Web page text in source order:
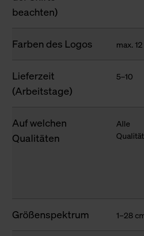
beachten)
Farben des Logos max. 12
Lieferzeit
(Arbeitstage)
5–10
Auf welchen
Qualitäten
Alle
Größenspektrum 1–28